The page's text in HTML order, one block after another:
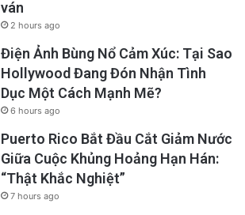
ván
2 hours ago
Điện Ảnh Bùng Nổ Cảm Xúc: Tại Sao
Hollywood Đang Đón Nhận Tình
Dục Một Cách Mạnh Mẽ?
6 hours ago
Puerto Rico Bắt Đầu Cắt Giảm Nước
Giữa Cuộc Khủng Hoảng Hạn Hán:
“Thật Khắc Nghiệt”
7 hours ago